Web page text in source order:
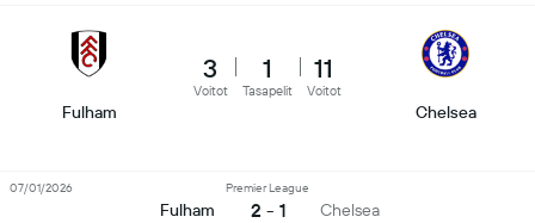
Fulham
3
Voitot
1
Tasapelit
11
Voitot
Chelsea
Fulham
Premier League
2 - 1 Chelsea
07/01/2026